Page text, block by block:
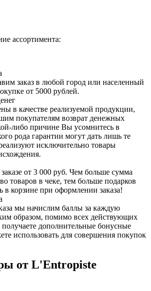
ассортимента:
заказ в любой город или населенный
от 5000 рублей.
в качестве реализуемой продукции,
покупателям возврат денежных
либо причине Вы усомнитесь в
рода гарантии могут дать лишь те
исключительно товары
от 3 000 руб. Чем больше сумма
товаров в чеке, тем больше подарков
корзине при оформлении заказа!
мы начислим баллы за каждую
образом, помимо всех действующих
дополнительные бонусные
использовать для совершения покупок
от L'Entropiste